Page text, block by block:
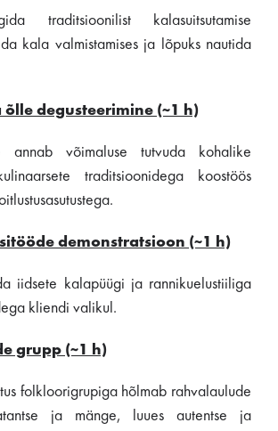
traditsioonilist kalasuitsutamise
kala valmistamises ja lõpuks nautida
õlle degusteerimine (~1 h)
annab võimaluse tutvuda kohalike
traditsioonidega koostöös
demonstratsioon (~1 h)
iidsete kalapüügi ja rannikuelustiiliga
kliendi valikul.
grupp (~1 h)
folkloorigrupiga hõlmab rahvalaulude
ja mänge, luues autentse ja